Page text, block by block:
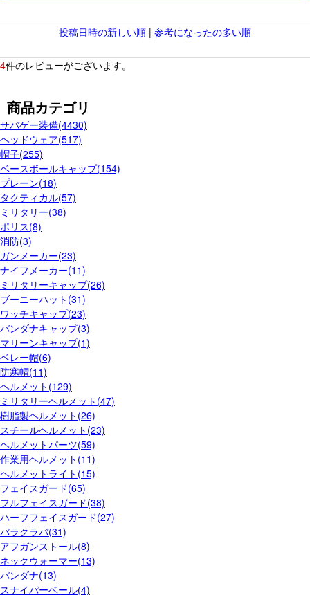
投稿日時の新しい順 | 参考になったの多い順
4件のレビューがございます。
商品カテゴリ
サバゲー装備(4430)
ヘッドウェア(517)
帽子(255)
ベースボールキャップ(154)
プレーン(18)
タクティカル(57)
ミリタリー(38)
ポリス(8)
消防(3)
ガンメーカー(23)
ナイフメーカー(11)
ミリタリーキャップ(26)
ブーニーハット(31)
ワッチキャップ(23)
バンダナキャップ(3)
マリーンキャップ(1)
ベレー帽(6)
防寒帽(11)
ヘルメット(129)
ミリタリーヘルメット(47)
樹脂製ヘルメット(26)
スチールヘルメット(23)
ヘルメットパーツ(59)
作業用ヘルメット(11)
ヘルメットライト(15)
フェイスガード(65)
フルフェイスガード(38)
ハーフフェイスガード(27)
バラクラバ(31)
アフガンストール(8)
ネックウォーマー(13)
バンダナ(13)
スナイパーベール(4)